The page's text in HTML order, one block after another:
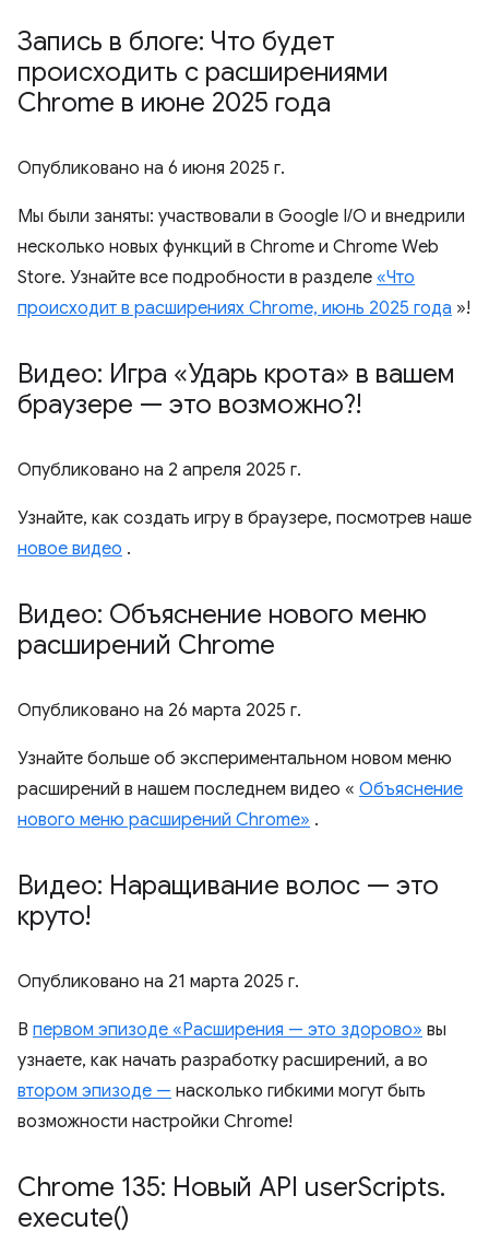
Запись в блоге: Что будет
происходить с расширениями
Chrome в июне 2025 года
Опубликовано на 6 июня 2025 г.
Мы были заняты: участвовали в Google I/O и внедрили
несколько новых функций в Chrome и Chrome Web
Store. Узнайте все подробности в разделе «Что
происходит в расширениях Chrome, июнь 2025 года »!
Видео: Игра «Ударь крота» в вашем
браузере — это возможно?!
Опубликовано на 2 апреля 2025 г.
Узнайте, как создать игру в браузере, посмотрев наше
новое видео .
Видео: Объяснение нового меню
расширений Chrome
Опубликовано на 26 марта 2025 г.
Узнайте больше об экспериментальном новом меню
расширений в нашем последнем видео « Объяснение
нового меню расширений Chrome» .
Видео: Наращивание волос — это
круто!
Опубликовано на 21 марта 2025 г.
В первом эпизоде ​​«Расширения — это здорово» вы
узнаете, как начать разработку расширений, а во
втором эпизоде ​​— насколько гибкими могут быть
возможности настройки Chrome!
Chrome 135: Новый API userScripts.
execute()